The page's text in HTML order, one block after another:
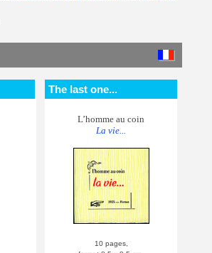
The last one...
L’homme au coin
La vie...
10 pages,